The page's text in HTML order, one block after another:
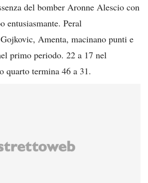
del bomber Aronne Alescio con
entusiasmante. Peral
Amenta, macinano punti e
primo periodo. 22 a 17 nel
quarto termina 46 a 31.